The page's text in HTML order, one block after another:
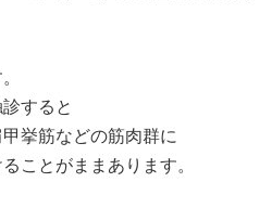
すると
挙筋などの筋肉群に
ことがままあります。